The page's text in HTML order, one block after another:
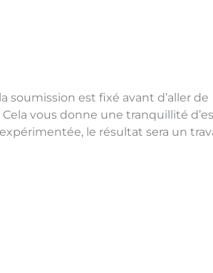
est fixé avant d’aller de
vous donne une tranquillité
le résultat sera un